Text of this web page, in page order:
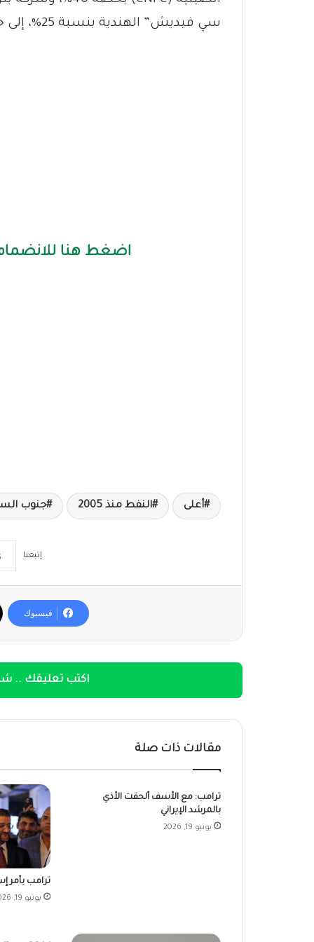
سي فيديش” الهندية بنسبة 25%، إلى جانب شركة نايلبت الوطنية التي تمتلك 5%.
اضغط هنا
أعلى النفط منذ 2005 جنوب
إتبعنا
فيسبوك
اكتب تعليقك ..
مقالات ذات صلة
ترامب: مع الأسف ألحقت الأذي
بالمرشد الإيراني
يونيو 19, 2026
ترامب يأمر
يونيو 19, 2026